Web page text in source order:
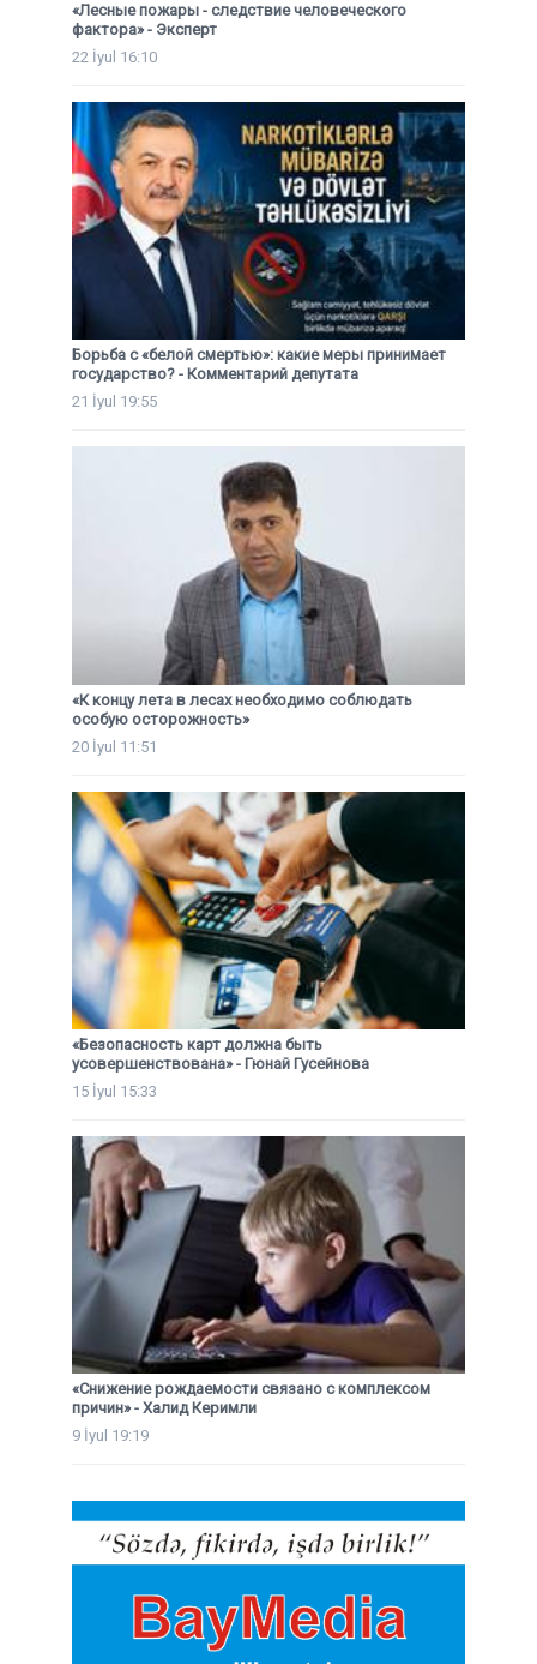
«Лесные пожары - следствие человеческого
фактора» - Эксперт
22 İyul 16:10
Борьба с «белой смертью»: какие меры принимает
государство? - Комментарий депутата
21 İyul 19:55
«К концу лета в лесах необходимо соблюдать
особую осторожность»
20 İyul 11:51
«Безопасность карт должна быть
усовершенствована» - Гюнай Гусейнова
15 İyul 15:33
«Снижение рождаемости связано с комплексом
причин» - Халид Керимли
9 İyul 19:19